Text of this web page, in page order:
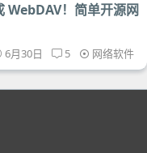
！简单开源网
6月30日 5 网络软件